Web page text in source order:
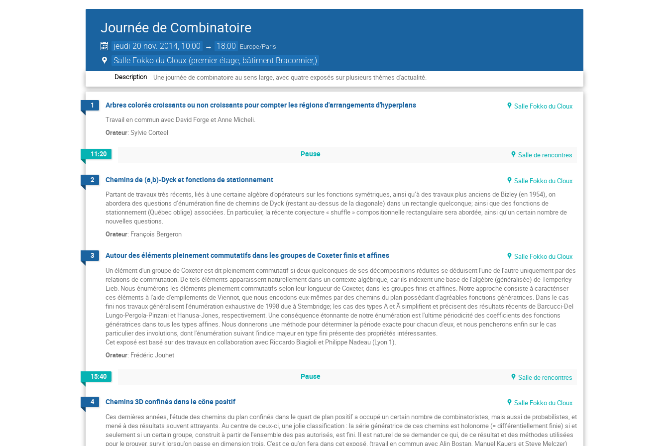
Journée de Combinatoire
jeudi 20 nov. 2014, 10:00 → 18:00 Europe/Paris
Salle Fokko du Cloux (premier étage, bâtiment Braconnier,)
Description Une journée de combinatoire au sens large, avec quatre exposés sur plusieurs thèmes d'actualité.
1 Arbres colorés croissants ou non croissants pour compter les régions d'arrangements d'hyperplans
Salle Fokko du Cloux
Travail en commun avec David Forge et Anne Micheli.
Orateur: Sylvie Corteel
11:20 Pause Salle de rencontres
2 Chemins de (a,b)-Dyck et fonctions de stationnement
Salle Fokko du Cloux
Partant de travaux très récents, liés à une certaine algèbre d’opérateurs sur les fonctions symétriques, ainsi qu’à des travaux plus anciens de Bizley (en 1954), on
abordera des questions d’énumération fine de chemins de Dyck (restant au-dessus de la diagonale) dans un rectangle quelconque; ainsi que des fonctions de
stationnement (Québec oblige) associées. En particulier, la récente conjecture « shuffle » compositionnelle rectangulaire sera abordée, ainsi qu’un certain nombre de
nouvelles questions.
Orateur: François Bergeron
3 Autour des éléments pleinement commutatifs dans les groupes de Coxeter finis et affines
Salle Fokko du Cloux
Un élément d'un groupe de Coxeter est dit pleinement commutatif si deux quelconques de ses décompositions réduites se déduisent l'une de l'autre uniquement par des
relations de commutation. De tels éléments apparaissent naturellement dans un contexte algébrique, car ils indexent une base de l'algèbre (généralisée) de Temperley-
Lieb. Nous énumérons les éléments pleinement commutatifs selon leur longueur de Coxeter, dans les groupes finis et affines. Notre approche consiste à caractériser
ces éléments à l'aide d'empilements de Viennot, que nous encodons eux-mêmes par des chemins du plan possédant d'agréables fonctions génératrices. Dans le cas
fini nos travaux généralisent l'énumération exhaustive de 1998 due à Stembridge; les cas des types A et Ã simplifient et précisent des résultats récents de Barcucci-Del
Lungo-Pergola-Pinzani et Hanusa-Jones, respectivement. Une conséquence étonnante de notre énumération est l'ultime périodicité des coefficients des fonctions
génératrices dans tous les types affines. Nous donnerons une méthode pour déterminer la période exacte pour chacun d'eux, et nous pencherons enfin sur le cas
particulier des involutions, dont l'énumération suivant l'indice majeur en type fini présente des propriétés intéressantes.
Cet exposé est basé sur des travaux en collaboration avec Riccardo Biagioli et Philippe Nadeau (Lyon 1).
Orateur: Frédéric Jouhet
15:40 Pause Salle de rencontres
4 Chemins 3D confinés dans le cône positif
Salle Fokko du Cloux
Ces dernières années, l'étude des chemins du plan confinés dans le quart de plan positif a occupé un certain nombre de combinatoristes, mais aussi de probabilistes, et
mené à des résultats souvent attrayants. Au centre de ceux-ci, une jolie classification : la série génératrice de ces chemins est holonome (= différentiellement finie) si et
seulement si un certain groupe, construit à partir de l'ensemble des pas autorisés, est fini. Il est naturel de se demander ce qui, de ce résultat et des méthodes utilisées
pour le prouver, survit lorsqu'on passe en dimension trois. C'est ce qu'on fera dans cet exposé. (travail en commun avec Alin Bostan, Manuel Kauers et Steve Melczer)